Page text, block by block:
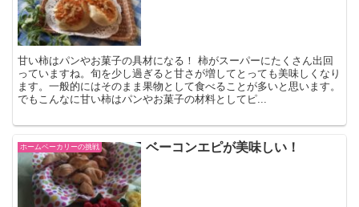
甘い柿はパンやお菓子の具材になる！ 柿がスーパーにたくさん出回
っていますね。旬を少し過ぎると甘さが増してとっても美味しくなり
ます。一般的にはそのまま果物として食べることが多いと思います。
でもこんなに甘い柿はパンやお菓子の材料としてピ...
ホームベーカリーの挑戦 ベーコンエピが美味しい！